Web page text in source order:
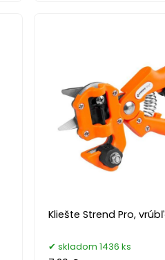
Kliešte Strend Pro,
skladom 1436 ks